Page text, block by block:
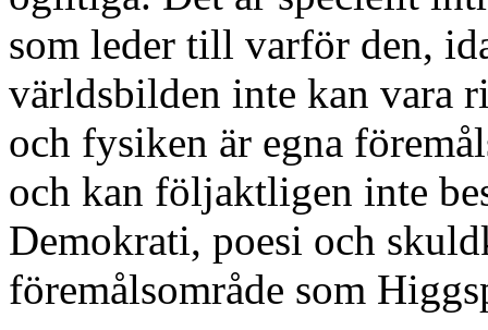
som leder till varför den,
världsbilden inte kan vara
och fysiken är egna
och kan följaktligen inte
Demokrati, poesi och
föremålsområde som